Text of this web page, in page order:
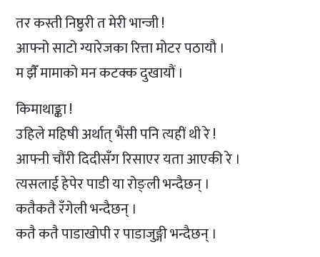
तर कस्ती निष्ठुरी त मेरी भान्जी !
आफ्नो साटो ग्यारेजका रित्ता मोटर पठायौ ।
म झैँ मामाको मन कटक्क दुखायौं ।
किमाथाङ्का !
उहिले महिषी अर्थात् भैंसी पनि त्यहीं थी रे !
आफ्नी चौंरी दिदीसँग रिसाएर यता आएकी रे ।
त्यसलाई हेपेर पाडी या रोङ्ली भन्दैछन् ।
कतैकतै रँगेली भन्दैछन् ।
कतै कतै पाडाखोपी र पाडाजुङ्गी भन्दैछन् ।